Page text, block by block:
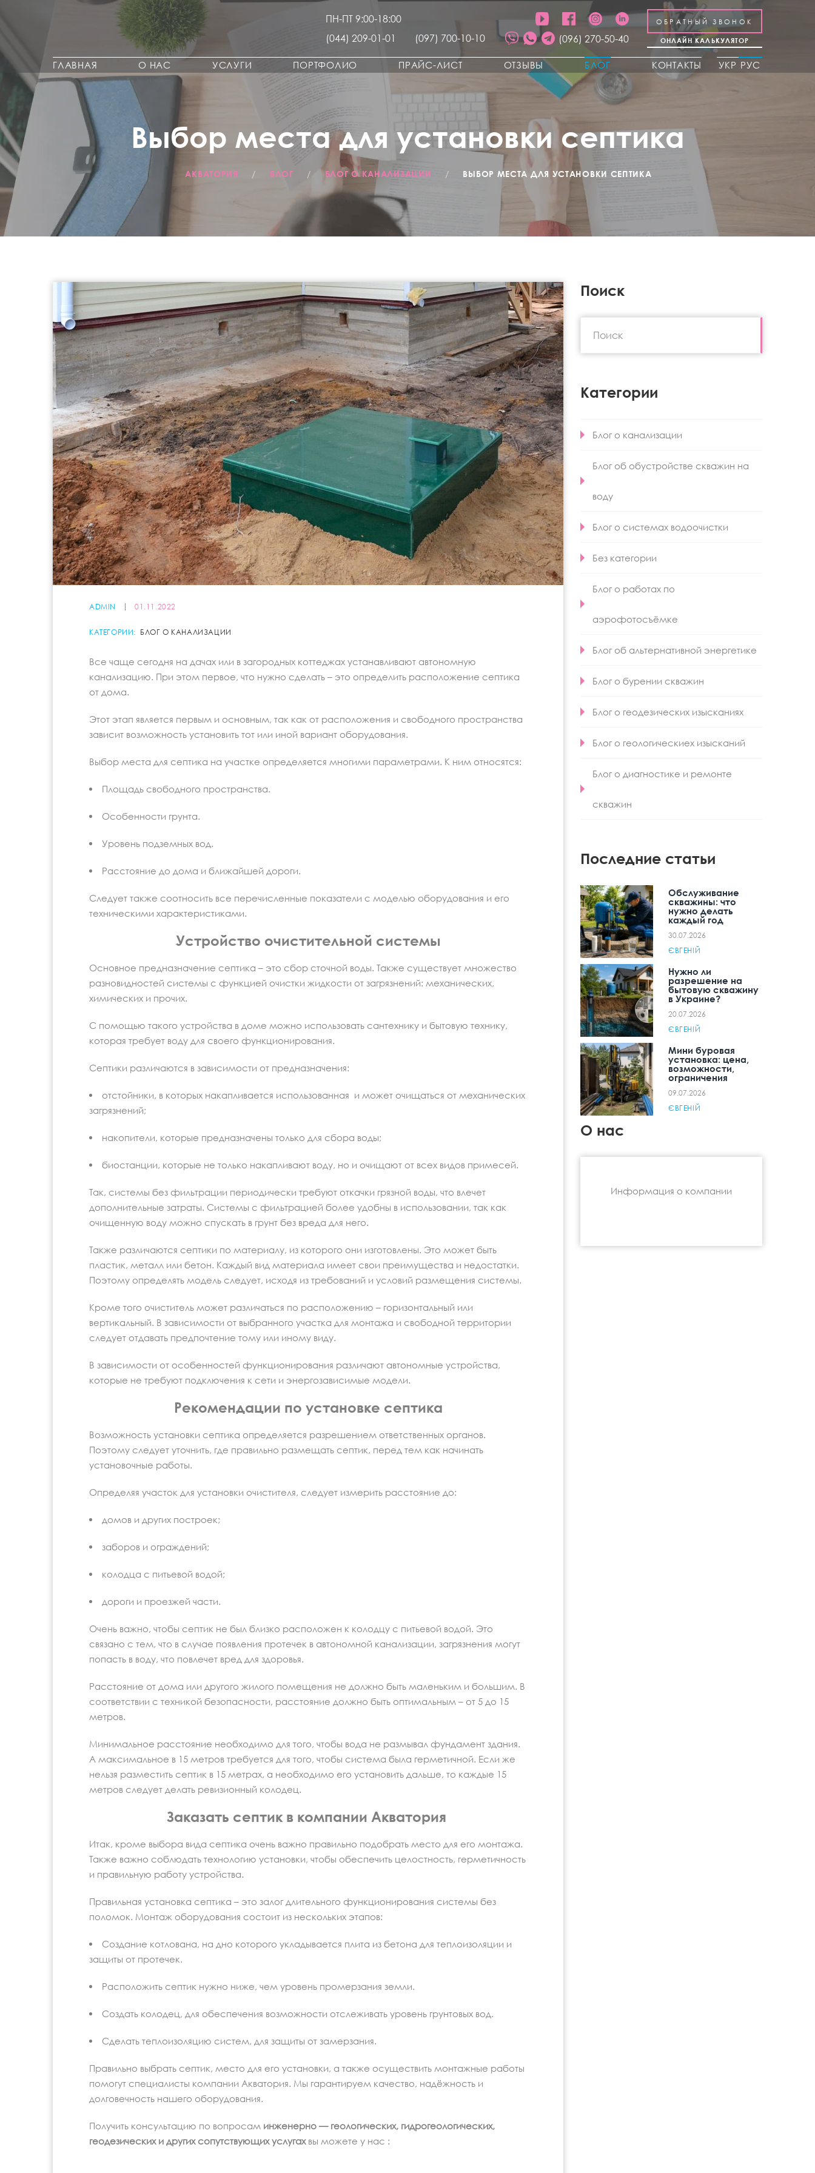
ПН-ПТ 9:00-18:00
(044) 209-01-01
(097) 700-10-10 (096) 270-50-40
ОБРАТНЫЙ ЗВОНОК
ОНЛАЙН КАЛЬКУЛЯТОР
ГЛАВНАЯ О НАС УСЛУГИ ПОРТФОЛИО ПРАЙС-ЛИСТ ОТЗЫВЫ БЛОГ КОНТАКТЫ УКР РУС
Выбор места для установки септика
АКВАТОРИЯ / БЛОГ / БЛОГ О КАНАЛИЗАЦИИ / ВЫБОР МЕСТА ДЛЯ УСТАНОВКИ СЕПТИКА
ADMIN 01.11.2022
КАТЕГОРИИ: БЛОГ О КАНАЛИЗАЦИИ
Все чаще сегодня на дачах или в загородных коттеджах устанавливают автономную
канализацию. При этом первое, что нужно сделать – это определить расположение септика
от дома.
Этот этап является первым и основным, так как от расположения и свободного пространства
зависит возможность установить тот или иной вариант оборудования.
Выбор места для септика на участке определяется многими параметрами. К ним относятся:
Площадь свободного пространства.
Особенности грунта.
Уровень подземных вод.
Расстояние до дома и ближайшей дороги.
Следует также соотносить все перечисленные показатели с моделью оборудования и его
техническими характеристиками.
Устройство очистительной системы
Основное предназначение септика – это сбор сточной воды. Также существует множество
разновидностей системы с функцией очистки жидкости от загрязнений: механических,
химических и прочих.
С помощью такого устройства в доме можно использовать сантехнику и бытовую технику,
которая требует воду для своего функционирования.
Септики различаются в зависимости от предназначения:
отстойники, в которых накапливается использованная и может очищаться от механических
загрязнений;
накопители, которые предназначены только для сбора воды;
биостанции, которые не только накапливают воду, но и очищают от всех видов примесей.
Так, системы без фильтрации периодически требуют откачки грязной воды, что влечет
дополнительные затраты. Системы с фильтрацией более удобны в использовании, так как
очищенную воду можно спускать в грунт без вреда для него.
Также различаются септики по материалу, из которого они изготовлены. Это может быть
пластик, металл или бетон. Каждый вид материала имеет свои преимущества и недостатки.
Поэтому определять модель следует, исходя из требований и условий размещения системы.
Кроме того очиститель может различаться по расположению – горизонтальный или
вертикальный. В зависимости от выбранного участка для монтажа и свободной территории
следует отдавать предпочтение тому или иному виду.
В зависимости от особенностей функционирования различают автономные устройства,
которые не требуют подключения к сети и энергозависимые модели.
Рекомендации по установке септика
Возможность установки септика определяется разрешением ответственных органов.
Поэтому следует уточнить, где правильно размещать септик, перед тем как начинать
установочные работы.
Определяя участок для установки очистителя, следует измерить расстояние до:
домов и других построек;
заборов и ограждений;
колодца с питьевой водой;
дороги и проезжей части.
Очень важно, чтобы септик не был близко расположен к колодцу с питьевой водой. Это
связано с тем, что в случае появления протечек в автономной канализации, загрязнения могут
попасть в воду, что повлечет вред для здоровья.
Расстояние от дома или другого жилого помещения не должно быть маленьким и большим. В
соответствии с техникой безопасности, расстояние должно быть оптимальным – от 5 до 15
метров.
Минимальное расстояние необходимо для того, чтобы вода не размывал фундамент здания.
А максимальное в 15 метров требуется для того, чтобы система была герметичной. Если же
нельзя разместить септик в 15 метрах, а необходимо его установить дальше, то каждые 15
метров следует делать ревизионный колодец.
Заказать септик в компании Акватория
Итак, кроме выбора вида септика очень важно правильно подобрать место для его монтажа.
Также важно соблюдать технологию установки, чтобы обеспечить целостность, герметичность
и правильную работу устройства.
Правильная установка септика – это залог длительного функционирования системы без
поломок. Монтаж оборудования состоит из нескольких этапов:
Создание котлована, на дно которого укладывается плита из бетона для теплоизоляции и
защиты от протечек.
Расположить септик нужно ниже, чем уровень промерзания земли.
Создать колодец, для обеспечения возможности отслеживать уровень грунтовых вод.
Сделать теплоизоляцию систем, для защиты от замерзания.
Правильно выбрать септик, место для его установки, а также осуществить монтажные работы
помогут специалисты компании Акватория. Мы гарантируем качество, надёжность и
долговечность нашего оборудования.
Получить консультацию по вопросам инженерно — геологических, гидрогеологических,
геодезических и других сопутствующих услугахвы можете у нас :
Поиск
Категории
Блог о канализации
Блог об обустройстве скважин на
воду
Блог о системах водоочистки
Без категории
Блог о работах по
аэрофотосъёмке
Блог об альтернативной энергетике
Блог о бурении скважин
Блог о геодезических изысканиях
Блог о геологическиех изысканий
Блог о диагностике и ремонте
скважин
Последние статьи
Обслуживание
скважины: что
нужно делать
каждый год
30.07.2026
ЄВГЕНІЙ
Нужно ли
разрешение на
бытовую скважину
в Украине?
20.07.2026
ЄВГЕНІЙ
Мини буровая
установка: цена,
возможности,
ограничения
09.07.2026
ЄВГЕНІЙ
О нас
Информация о компании